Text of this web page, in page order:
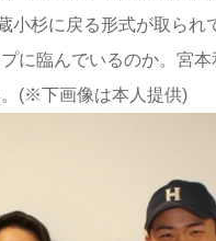
小杉に戻る形式が取られ
に臨んでいるのか。宮
。(※下画像は本人提供)